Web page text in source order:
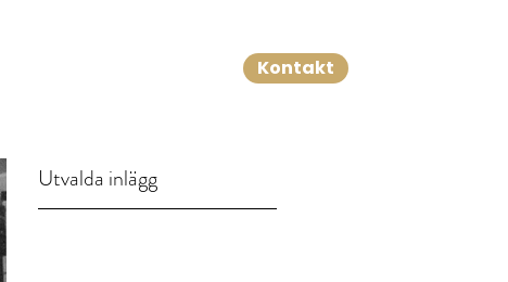
Kontakt
Utvalda inlägg